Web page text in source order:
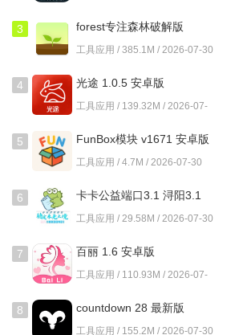
应用。
3
forest专注森林破解版
5.20.2 安卓版
工具应用 / 385.1M / 2026-07-30
4 光途 1.0.5 安卓版
工具应用 / 139.32M / 2026-07-
5 FunBox模块 v1671 安卓版
工具应用 / 4.7M / 2026-07-30
6
卡卡公益端口3.1 浔阳3.1
安卓版
工具应用 / 29.58M / 2026-07-30
7 百丽 1.6 安卓版
工具应用 / 110.93M / 2026-07-
8 countdown 28 最新版
工具应用 / 155.2M / 2026-07-30